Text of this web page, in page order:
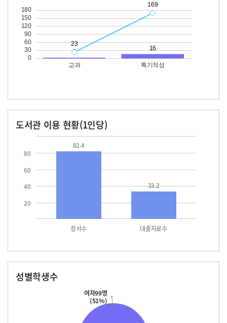
도서관 이용 현황(1인당)
20
40
60
80
장서수 대출자료수
82.4
33.2
성별학생수
여자99명
(51%)